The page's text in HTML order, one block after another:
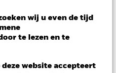
wij u even de tijd
te lezen en te
website accepteert